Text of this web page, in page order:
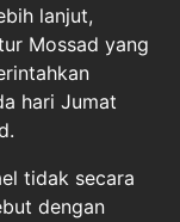
lanjut,
Mossad yang
hari Jumat
tidak secara
dengan